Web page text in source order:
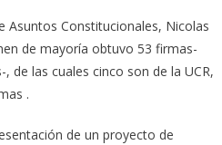
Asuntos Constitucionales, Nicolas
de mayoría obtuvo 53 firmas-
de las cuales cinco son de la UCR,
.
de un proyecto de